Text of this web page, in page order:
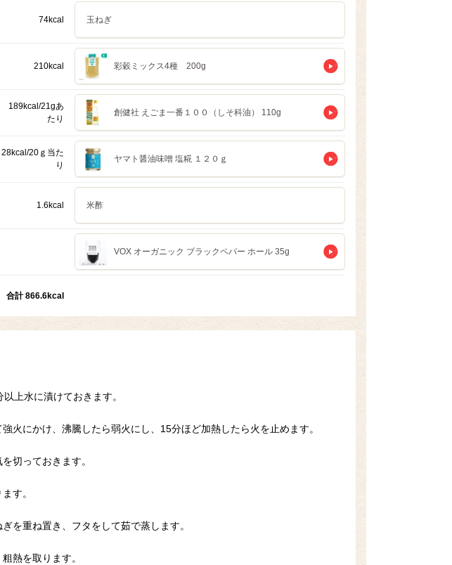
74kcal 玉ねぎ
210kcal 彩穀ミックス4種 200g
189kcal/21gあ
たり
創健社 えごま一番１００（しそ科油） 110g
28kcal/20ｇ当た
り
ヤマト醤油味噌 塩糀 １２０ｇ
1.6kcal 米酢
VOX オーガニック ブラックペパー ホール 35g
合計 866.6kcal
上水に漬けておきます。
火にかけ、沸騰したら弱火にし、15分ほど加熱したら火を止めます。
切っておきます。
す。
を重ね置き、フタをして茹で蒸します。
熱を取ります。